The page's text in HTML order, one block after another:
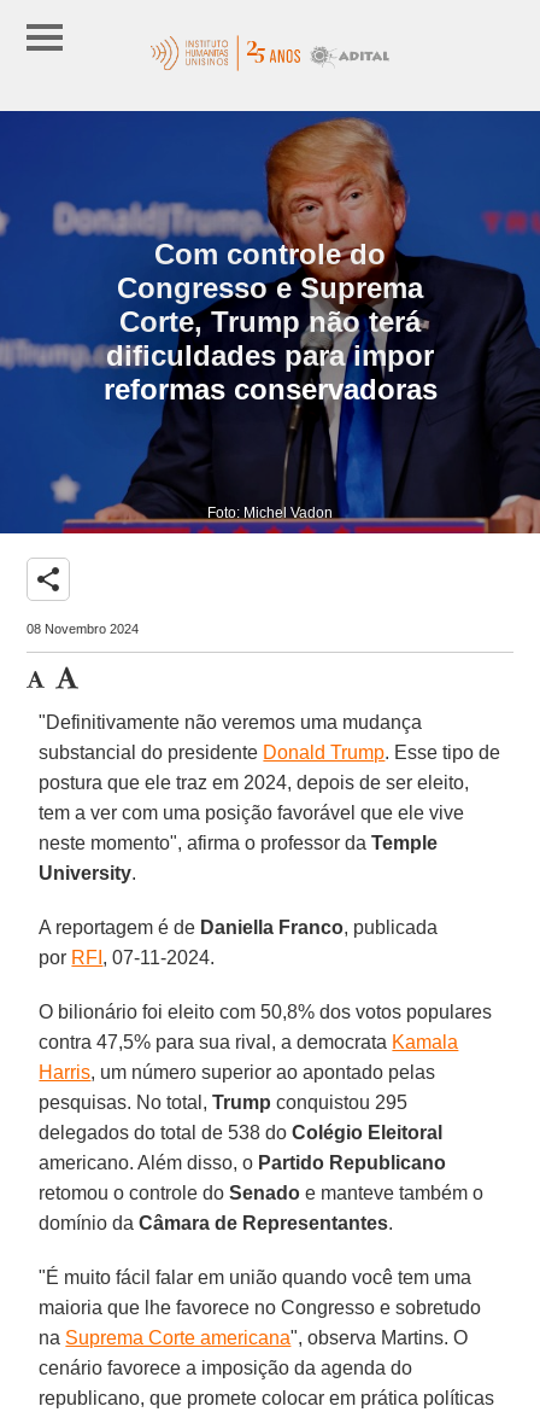
Com controle do
Congresso e Suprema
Corte, Trump não terá
dificuldades para impor
reformas conservadoras
Foto: Michel Vadon
share
08 Novembro 2024
"Definitivamente não veremos uma mudança
substancial do presidente Donald Trump. Esse tipo de
postura que ele traz em 2024, depois de ser eleito,
tem a ver com uma posição favorável que ele vive
neste momento", afirma o professor daTemple
University.
A reportagem é de Daniella Franco, publicada
por RFI , 07-11-2024.
O bilionário foi eleito com 50,8% dos votos populares
contra 47,5% para sua rival, a democrata Kamala
Harris, um número superior ao apontado pelas
pesquisas. No total,Trump conquistou 295
delegados do total de 538 doColégio Eleitoral
americano. Além disso, o Partido Republicano
retomou o controle doSenado e manteve também o
domínio daCâmara de Representantes.
"É muito fácil falar em união quando você tem uma
maioria que lhe favorece no Congresso e sobretudo
na Suprema Corte americana", observa Martins. O
cenário favorece a imposição da agenda do
republicano, que promete colocar em prática políticas